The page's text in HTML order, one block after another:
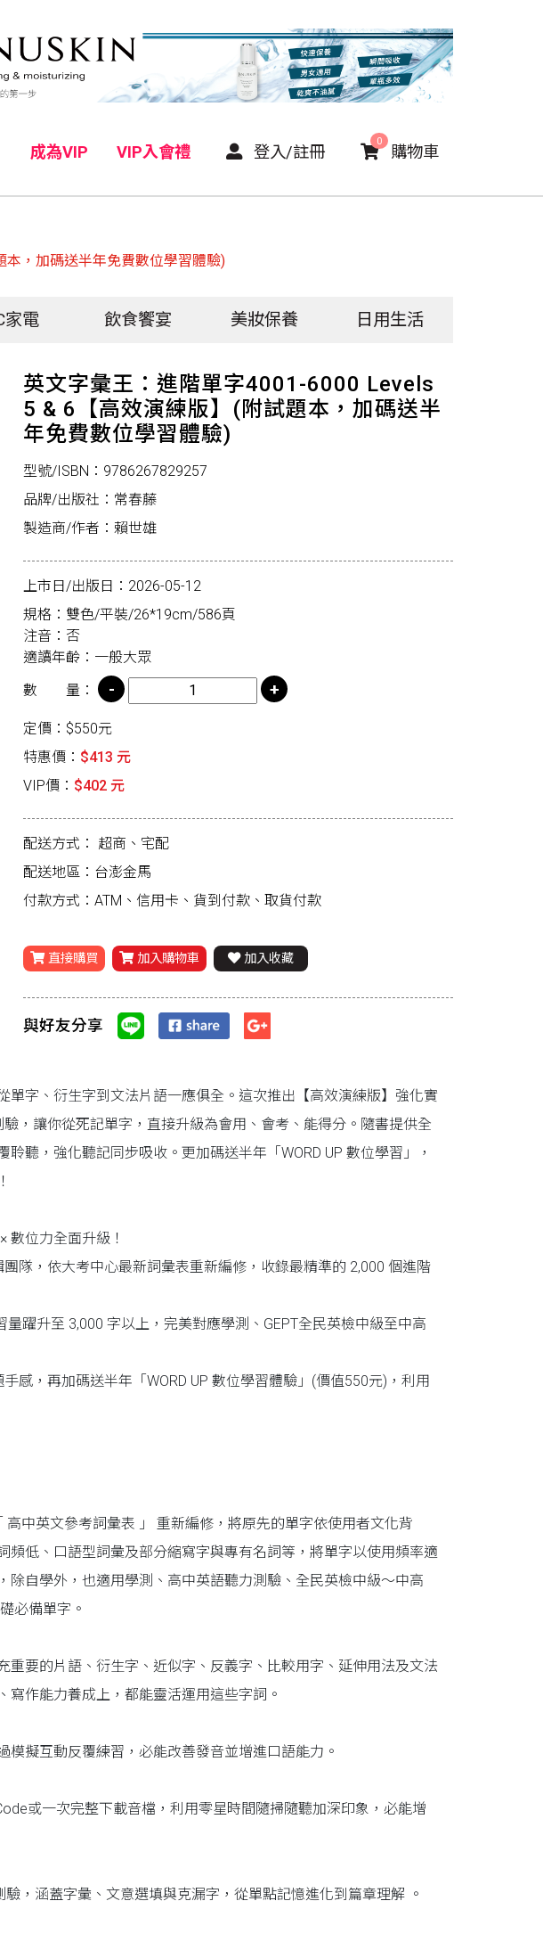
成為VIP VIP入會禮 登入/註冊 購物車
0
，加碼送半年免費數位學習體驗)
家電 飲食饗宴 美妝保養 日用生活
英文字彙王：進階單字4001-6000 Levels
5 & 6【高效演練版】(附試題本，加碼送半
年免費數位學習體驗)
型號/ISBN：9786267829257
品牌/出版社：常春藤
製造商/作者：賴世雄
上市日/出版日：2026-05-12
規格：雙色/平裝/26*19cm/586頁
注音：否
適讀年齡：一般大眾
數 量：
定價：$550元
特惠價： $413 元
VIP價： $402 元
配送方式： 超商、宅配
配送地區：台澎金馬
付款方式：ATM、信用卡、貨到付款、取貨付款
直接購買 加入購物車 加入收藏
與好友分享
單字、衍生字到文法片語一應俱全。這次推出【高效演練版】強化實
，讓你從死記單字，直接升級為會用、會考、能得分。隨書提供全
聽，強化聽記同步吸收。更加碼送半年「WORD UP 數位學習」，
數位力全面升級！
隊，依大考中心最新詞彙表重新編修，收錄最精準的 2,000 個進階
躍升至 3,000 字以上，完美對應學測、GEPT全民英檢中級至中高
感，再加碼送半年「WORD UP 數位學習體驗」(價值550元)，利用
中英文參考詞彙表 」 重新編修，將原先的單字依使用者文化背
頻低、口語型詞彙及部分縮寫字與專有名詞等，將單字以使用頻率適
除自學外，也適用學測、高中英語聽力測驗、全民英檢中級～中高
必備單字。
重要的片語、衍生字、近似字、反義字、比較用字、延伸用法及文法
作能力養成上，都能靈活運用這些字詞。
擬互動反覆練習，必能改善發音並增進口語能力。
或一次完整下載音檔，利用零星時間隨掃隨聽加深印象，必能增
，涵蓋字彙、文意選填與克漏字，從單點記憶進化到篇章理解 。